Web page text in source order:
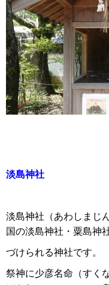
淡島神社
淡島神社（あわしまじ
国の淡島神社・粟島神
づけられる神社です。
祭神に少彦名命（すく